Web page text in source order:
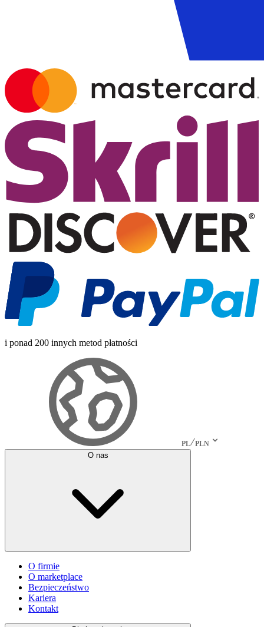
i ponad 200 innych metod płatności
PL PLN
O nas
O firmie
O marketplace
Bezpieczeństwo
Kariera
Kontakt